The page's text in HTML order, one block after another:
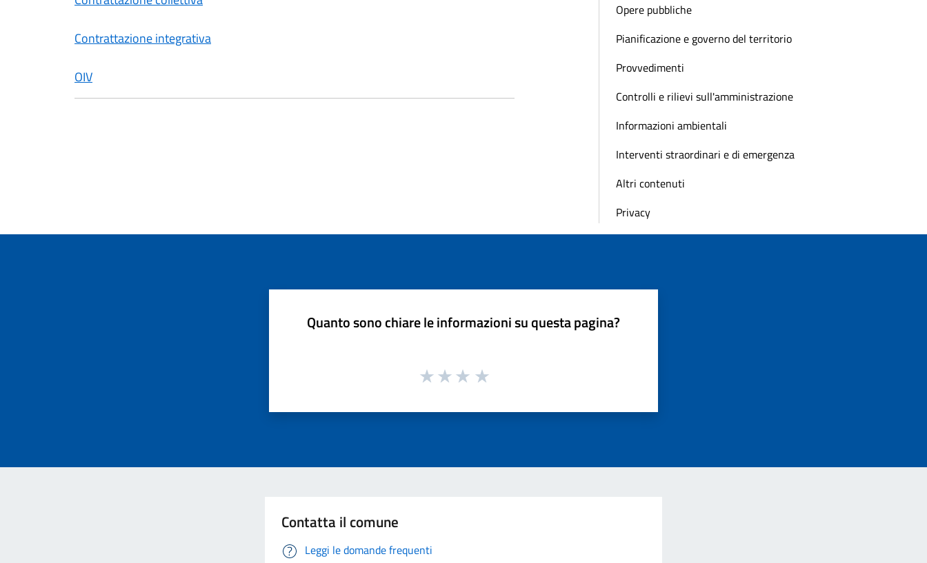
Contrattazione integrativa
OIV
Opere pubbliche
Pianificazione e governo del territorio
Provvedimenti
Controlli e rilievi sull'amministrazione
Informazioni ambientali
Interventi straordinari e di emergenza
Altri contenuti
Privacy
Quanto sono chiare le informazioni su questa pagina?
Contatta il comune
Leggi le domande frequenti